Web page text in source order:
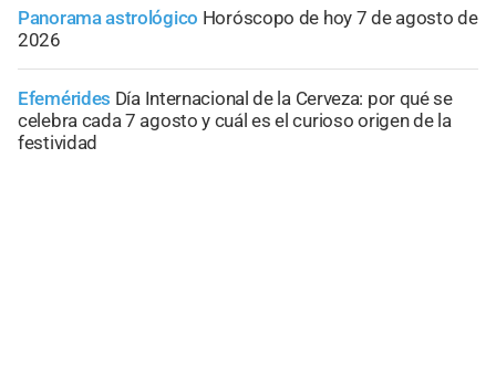
Panorama astrológico Horóscopo de hoy 7 de agosto de
2026
Efemérides Día Internacional de la Cerveza: por qué se
celebra cada 7 agosto y cuál es el curioso origen de la
festividad